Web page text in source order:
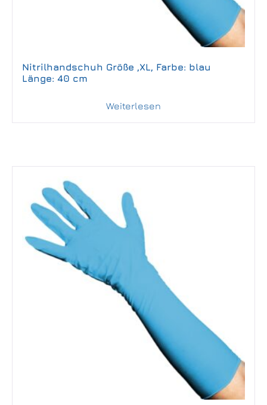
Nitrilhandschuh Größe ,XL, Farbe: blau
Länge: 40 cm
Weiterlesen